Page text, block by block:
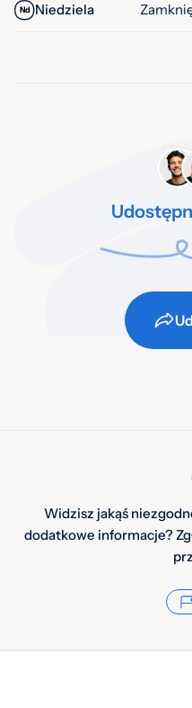
Nd Niedziela
Widzisz jakąś
dodatkowe informacje?